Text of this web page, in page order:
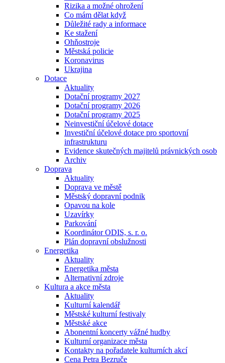
Rizika a možné ohrožení
Co mám dělat když
Důležité rady a informace
Ke stažení
Ohňostroje
Městská policie
Koronavirus
Ukrajina
Dotace
Aktuality
Dotační programy 2027
Dotační programy 2026
Dotační programy 2025
Neinvestiční účelové dotace
Investiční účelové dotace pro sportovní
infrastrukturu
Evidence skutečných majitelů právnických osob
Archiv
Doprava
Aktuality
Doprava ve městě
Městský dopravní podnik
Opavou na kole
Uzavírky
Parkování
Koordinátor ODIS, s. r. o.
Plán dopravní obslužnosti
Energetika
Aktuality
Energetika města
Alternativní zdroje
Kultura a akce města
Aktuality
Kulturní kalendář
Městské kulturní festivaly
Městské akce
Abonentní koncerty vážné hudby
Kulturní organizace města
Kontakty na pořadatele kulturních akcí
Cena Petra Bezruče